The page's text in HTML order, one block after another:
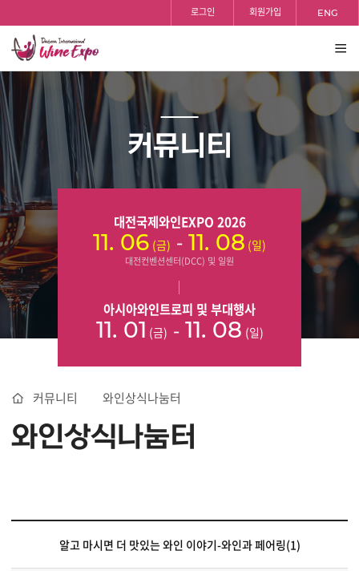
건너뛰기
로그인 회원가입 ENG
전체
보기
커뮤니티
대전국제와인EXPO 2026
11. 06 (금) - 11. 08 (일)
대전컨벤션센터(DCC) 및 일원
아시아와인트로피 및 부대행사
11. 01 (금) - 11. 08 (일)
커뮤니티 와인상식나눔터
와인상식나눔터
알고 마시면 더 맛있는 와인 이야기-와인과 페어링(1)